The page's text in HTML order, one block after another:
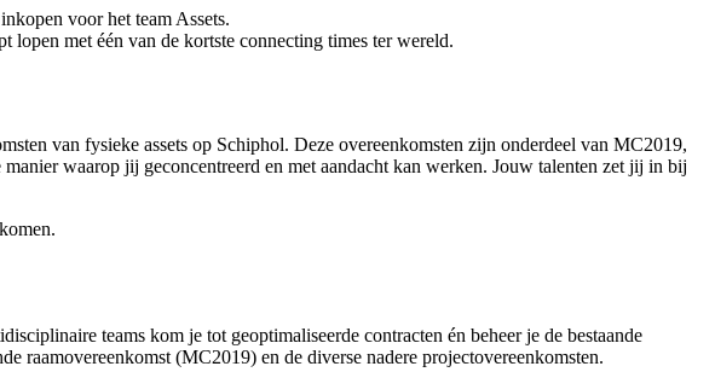
voor het team Assets.
lopen met één van de kortste connecting times ter wereld.
van fysieke assets op Schiphol. Deze overeenkomsten zijn onderdeel van MC2019,
waarop jij geconcentreerd en met aandacht kan werken. Jouw talenten zet jij in bij
teams kom je tot geoptimaliseerde contracten én beheer je de bestaande
raamovereenkomst (MC2019) en de diverse nadere projectovereenkomsten.